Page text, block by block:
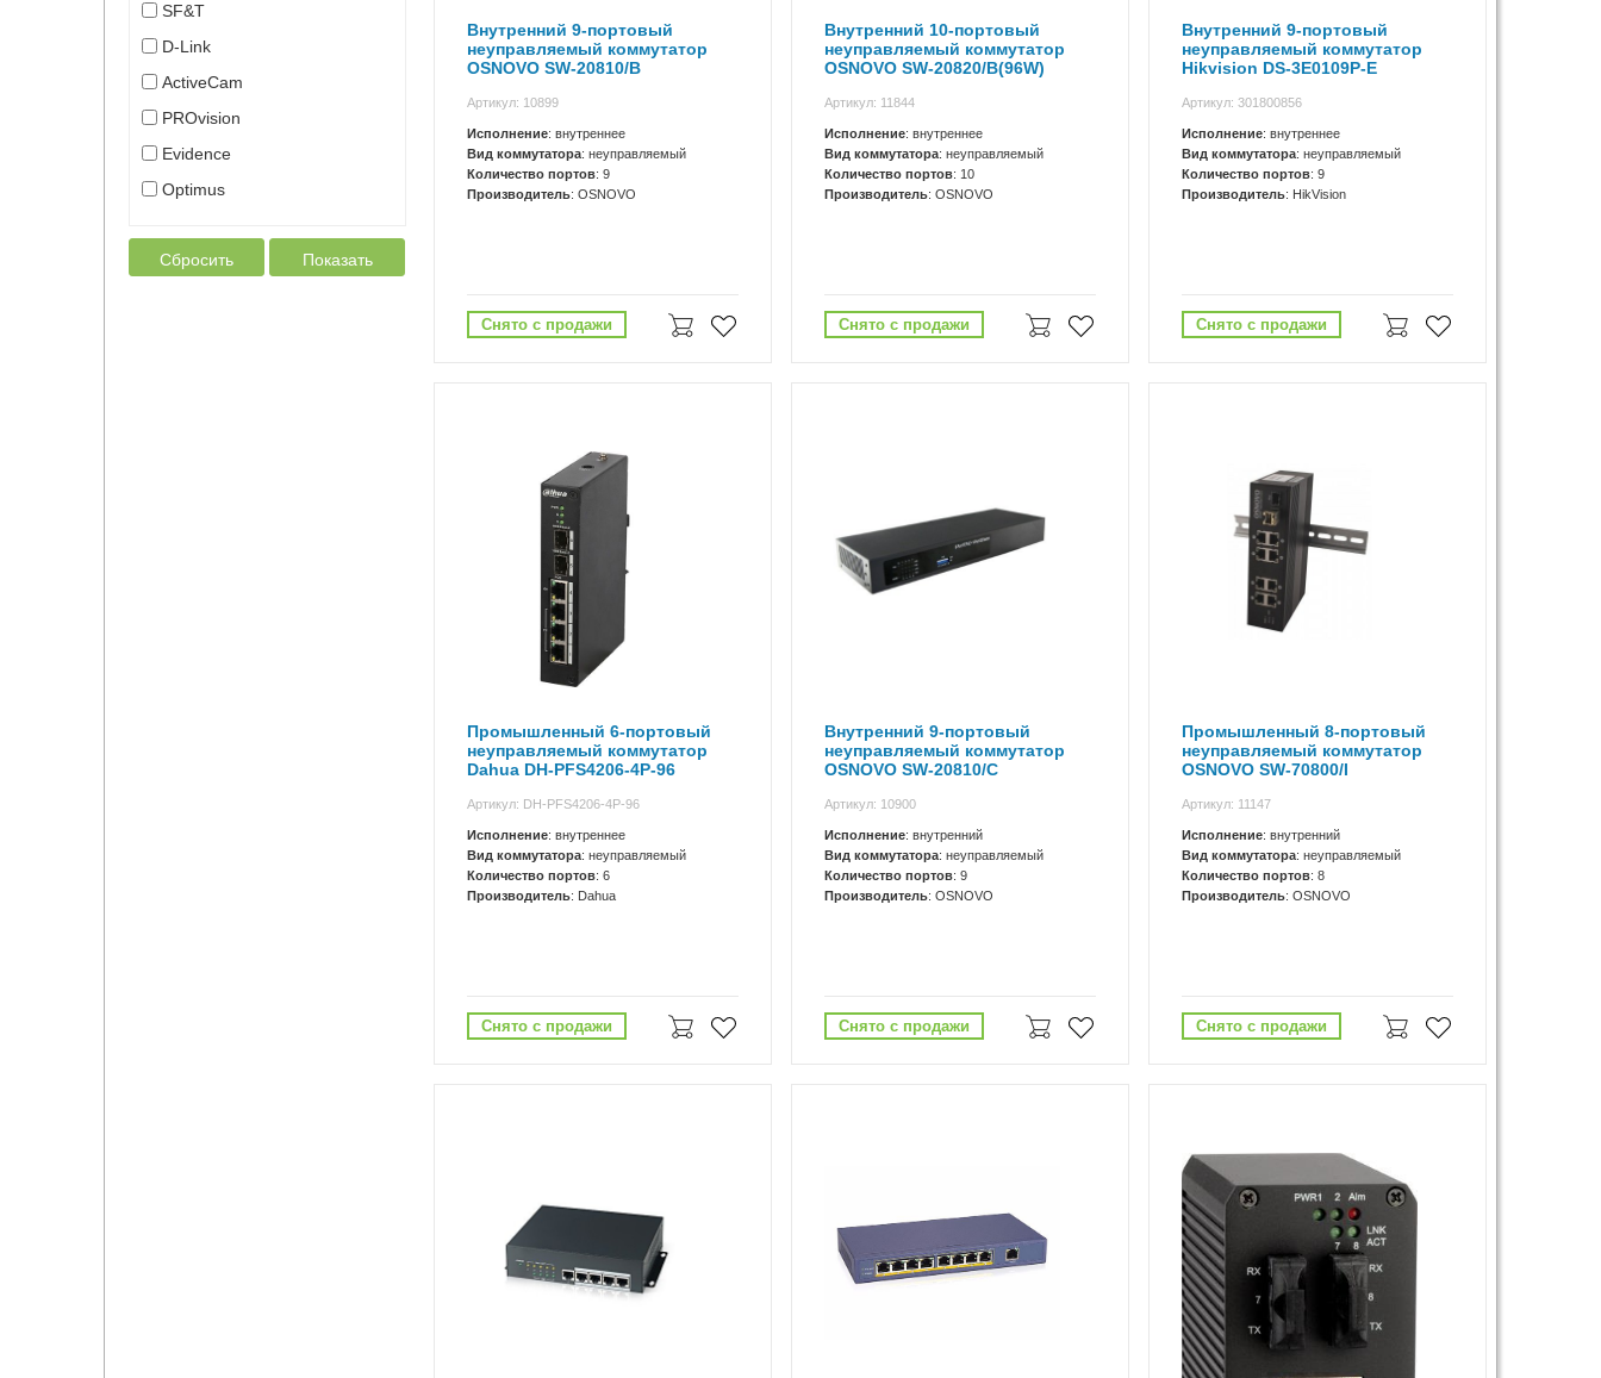
SF&T
D-Link
ActiveCam
PROvision
Evidence
Optimus
Сбросить Показать
Внутренний 9-портовый
неуправляемый коммутатор
OSNOVO SW-20810/B
Артикул: 10899
Исполнение: внутреннее
Вид коммутатора: неуправляемый
Количество портов: 9
Производитель: OSNOVO
Снято с продажи
Внутренний 10-портовый
неуправляемый коммутатор
OSNOVO SW-20820/B(96W)
Артикул: 11844
Исполнение: внутреннее
Вид коммутатора: неуправляемый
Количество портов: 10
Производитель: OSNOVO
Снято с продажи
Внутренний 9-портовый
неуправляемый коммутатор
Hikvision DS-3E0109P-E
Артикул: 301800856
Исполнение: внутреннее
Вид коммутатора: неуправляемый
Количество портов: 9
Производитель: HikVision
Снято с продажи
Промышленный 6-портовый
неуправляемый коммутатор
Dahua DH-PFS4206-4P-96
Артикул: DH-PFS4206-4P-96
Исполнение: внутреннее
Вид коммутатора: неуправляемый
Количество портов: 6
Производитель: Dahua
Снято с продажи
Внутренний 9-портовый
неуправляемый коммутатор
OSNOVO SW-20810/C
Артикул: 10900
Исполнение: внутренний
Вид коммутатора: неуправляемый
Количество портов: 9
Производитель: OSNOVO
Снято с продажи
Промышленный 8-портовый
неуправляемый коммутатор
OSNOVO SW-70800/I
Артикул: 11147
Исполнение: внутренний
Вид коммутатора: неуправляемый
Количество портов: 8
Производитель: OSNOVO
Снято с продажи